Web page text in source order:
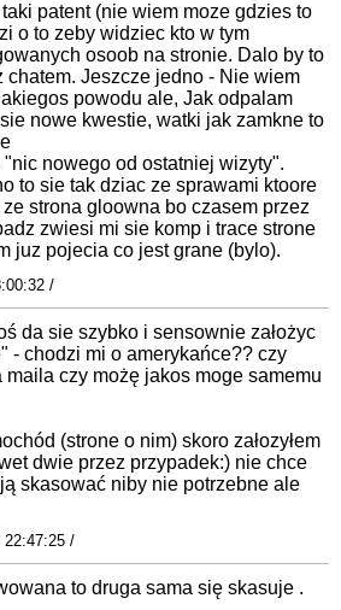
patent (nie wiem moze gdzies to
o to zeby widziec kto w tym
osoob na stronie. Dalo by to
chatem. Jeszcze jedno - Nie wiem
powodu ale, Jak odpalam
nowe kwestie, watki jak zamkne to
nowego od ostatniej wizyty".
to sie tak dziac ze sprawami ktoore
strona gloowna bo czasem przez
zwiesi mi sie komp i trace strone
juz pojecia co jest grane (bylo).
/
da sie szybko i sensownie założyc
- chodzi mi o amerykańce?? czy
maila czy możę jakos moge samemu
(strone o nim) skoro załozyłem
dwie przez przypadek:) nie chce
skasować niby nie potrzebne ale
22:47:25 /
to druga sama się skasuje .